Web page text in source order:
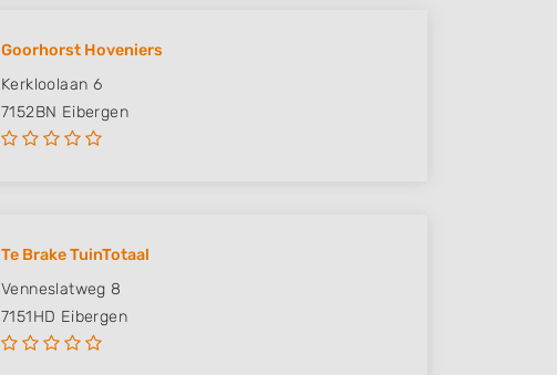
Goorhorst Hoveniers
Kerkloolaan 6
7152BN Eibergen
Te Brake TuinTotaal
Venneslatweg 8
7151HD Eibergen